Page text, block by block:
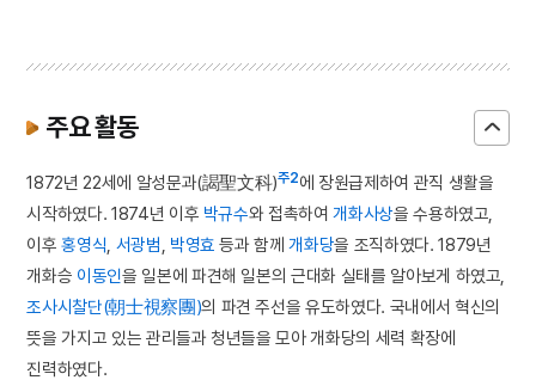
주요 활동
1872년 22세에 알성문과(謁聖文科)주2에 장원급제하여 관직 생활을
시작하였다. 1874년 이후 박규수와 접촉하여개화사상을 수용하였고,
이후홍영식 서광범 박영효 등과 함께개화당을 조직하였다. 1879년
개화승 이동인을 일본에 파견해 일본의 근대화 실태를 알아보게 하였고,
조사시찰단(朝士視察團)의 파견 주선을 유도하였다. 국내에서 혁신의
뜻을 가지고 있는 관리들과 청년들을 모아 개화당의 세력 확장에
진력하였다.